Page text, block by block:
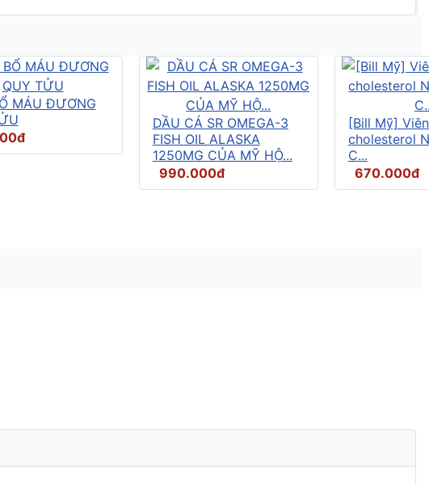
MÁU ĐƯƠNG
DẦU CÁ SR OMEGA-3
FISH OIL ALASKA
1250MG CỦA MỸ HỘ...
990.000đ
[Bill Mỹ]
cholesterol
C...
670.000đ